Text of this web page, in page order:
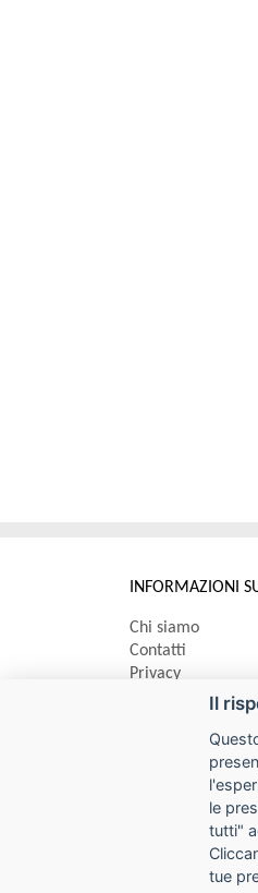
INFORMAZIONI
Chi siamo
Contatti
Privacy
Informativa uso
Impostazioni
I prezzi indicati si
Via Circonvallazione
Il
le
tutti"
tue